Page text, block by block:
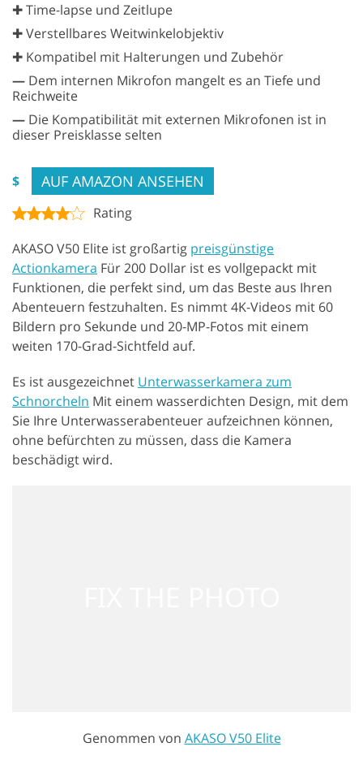
✚ Time-lapse und Zeitlupe
✚ Verstellbares Weitwinkelobjektiv
✚ Kompatibel mit Halterungen und Zubehör
— Dem internen Mikrofon mangelt es an Tiefe und
Reichweite
— Die Kompatibilität mit externen Mikrofonen ist in
dieser Preisklasse selten
$ AUF AMAZON ANSEHEN
Rating
AKASO V50 Elite ist großartig preisgünstige
Actionkamera Für 200 Dollar ist es vollgepackt mit
Funktionen, die perfekt sind, um das Beste aus Ihren
Abenteuern festzuhalten. Es nimmt 4K-Videos mit 60
Bildern pro Sekunde und 20-MP-Fotos mit einem
weiten 170-Grad-Sichtfeld auf.
Es ist ausgezeichnet Unterwasserkamera zum
Schnorcheln Mit einem wasserdichten Design, mit dem
Sie Ihre Unterwasserabenteuer aufzeichnen können,
ohne befürchten zu müssen, dass die Kamera
beschädigt wird.
Genommen von AKASO V50 Elite